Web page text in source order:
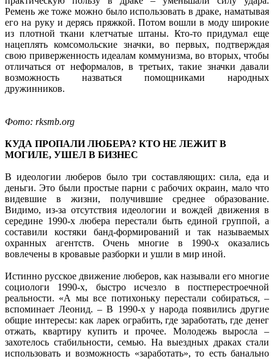
Ремень же тоже можно было использовать в драке, наматывая
его на руку и дерясь пряжкой. Потом вошли в моду широкие
из плотной ткани клетчатые штаны. Кто-то придумал еще
нацеплять комсомольские значки, во первых, подтверждая
свою приверженность идеалам коммунизма, во вторых, чтобы
отличаться от неформалов, в третьих, такие значки давали
возможность назваться помощниками народных
дружинников.
Фото: rksmb.org
КУДА ПРОПАЛИ ЛЮБЕРА? КТО НЕ ЛЕЖИТ В
МОГИЛЕ, УШЕЛ В БИЗНЕС
В идеологии люберов было три составляющих: сила, еда и
деньги. Это были простые парни с рабочих окраин, мало что
видевшие в жизни, получившие среднее образование.
Видимо, из-за отсутствия идеологии и вождей движения в
середине 1990-х любера перестали быть единой группой, а
составили костяки банд-формирований и так называемых
охранных агентств. Очень многие в 1990-х оказались
вовлечены в кровавые разборки и ушли в мир иной.
Истинно русское движение люберов, как называли его многие
социологи 1990-х, быстро исчезло в постперестроечной
реальности. «А мы все потихоньку перестали собираться, –
вспоминает Леонид. – В 1990-х у народа появились другие
общие интересы: как ларек ограбить, где заработать, где денег
отжать, квартиру купить и прочее. Молодежь выросла –
захотелось стабильности, семью. На выездных драках стали
использовать и возможность «заработать», то есть банально